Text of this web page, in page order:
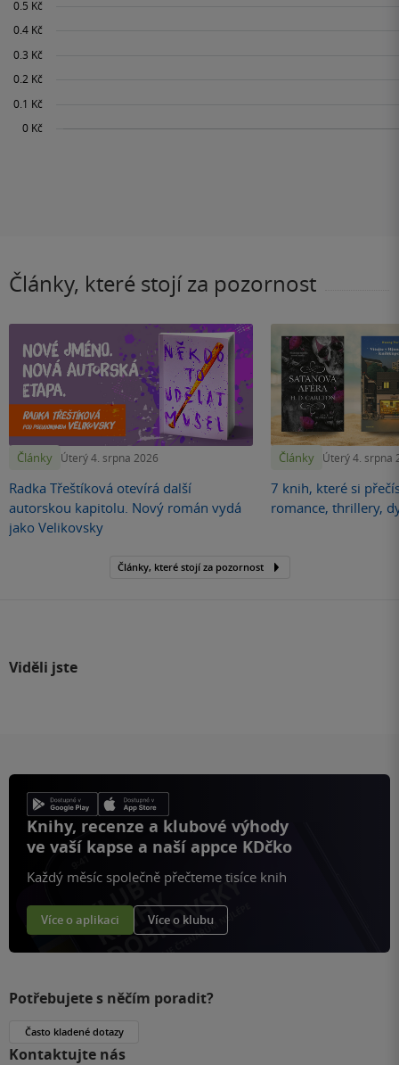
Články, které stojí za pozornost
Články Úterý 4. srpna 2026
Radka Třeštíková otevírá další
autorskou kapitolu. Nový román vydá
jako Velikovsky
Články Úterý 4. srpna
7 knih, které si
romance, thrillery,
Články, které stojí za pozornost
Viděli jste
Knihy, recenze a klubové výhody
ve vaší kapse a naší appce KDčko
Každý měsíc společně přečteme tisíce knih
Více o aplikaci Více o klubu
Potřebujete s něčím poradit?
Často kladené dotazy
Kontaktujte nás